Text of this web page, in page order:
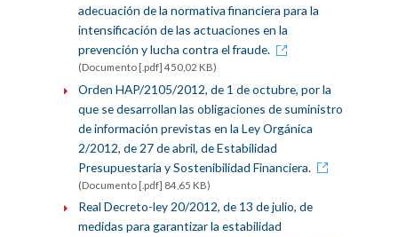
adecuación de la normativa financiera para la
intensificación de las actuaciones en la
prevención y lucha contra el fraude.
(Documento [.pdf] 450,02 KB)
Orden HAP/2105/2012, de 1 de octubre, por la
que se desarrollan las obligaciones de suministro
de información previstas en la Ley Orgánica
2/2012, de 27 de abril, de Estabilidad
Presupuestaria y Sostenibilidad Financiera.
(Documento [.pdf] 84,65 KB)
Real Decreto-ley 20/2012, de 13 de julio, de
medidas para garantizar la estabilidad